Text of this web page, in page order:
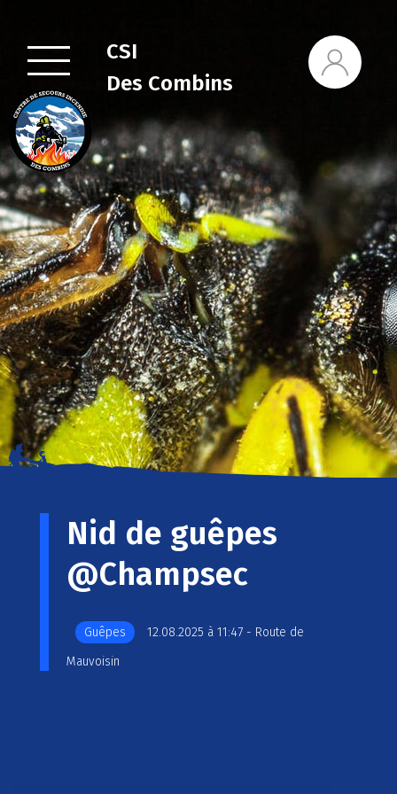
CSI
Des Combins
Nid de guêpes
@Champsec
Guêpes
12.08.2025 à 11:47 - Route de
Mauvoisin